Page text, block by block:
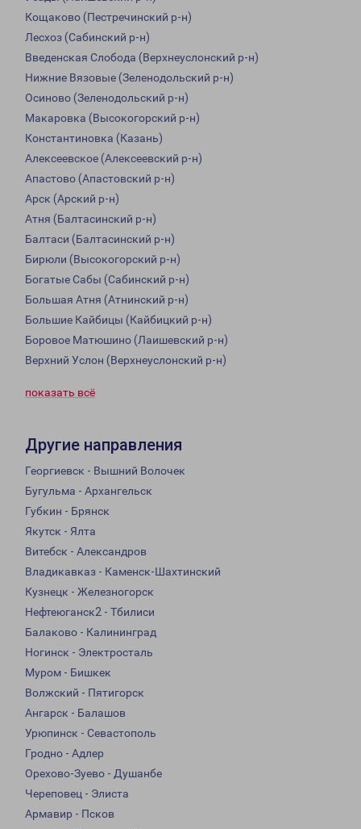
Кощаково (Пестречинский р-н)
Лесхоз (Сабинский р-н)
Введенская Слобода (Верхнеуслонский р-н)
Нижние Вязовые (Зеленодольский р-н)
Осиново (Зеленодольский р-н)
Макаровка (Высокогорский р-н)
Константиновка (Казань)
Алексеевское (Алексеевский р-н)
Апастово (Апастовский р-н)
Арск (Арский р-н)
Атня (Балтасинский р-н)
Балтаси (Балтасинский р-н)
Бирюли (Высокогорский р-н)
Богатые Сабы (Сабинский р-н)
Большая Атня (Атнинский р-н)
Большие Кайбицы (Кайбицкий р-н)
Боровое Матюшино (Лаишевский р-н)
Верхний Услон (Верхнеуслонский р-н)
показать всё
Другие направления
Георгиевск - Вышний Волочек
Бугульма - Архангельск
Губкин - Брянск
Якутск - Ялта
Витебск - Александров
Владикавказ - Каменск-Шахтинский
Кузнецк - Железногорск
Нефтеюганск2 - Тбилиси
Балаково - Калининград
Ногинск - Электросталь
Муром - Бишкек
Волжский - Пятигорск
Ангарск - Балашов
Урюпинск - Севастополь
Гродно - Адлер
Орехово-Зуево - Душанбе
Череповец - Элиста
Армавир - Псков